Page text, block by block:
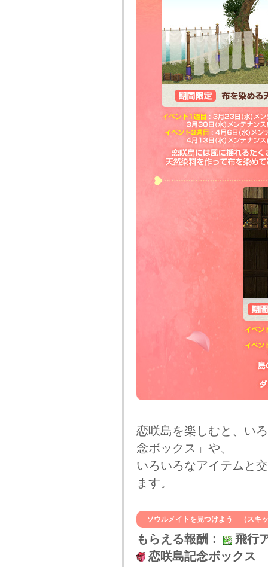
恋咲島を楽しむと、い
念ボックス」や、
いろいろなアイテムと
ます。
ソウルメイトを見つけよう （スキ
もらえる報酬：
飛行
恋咲島記念ボックス